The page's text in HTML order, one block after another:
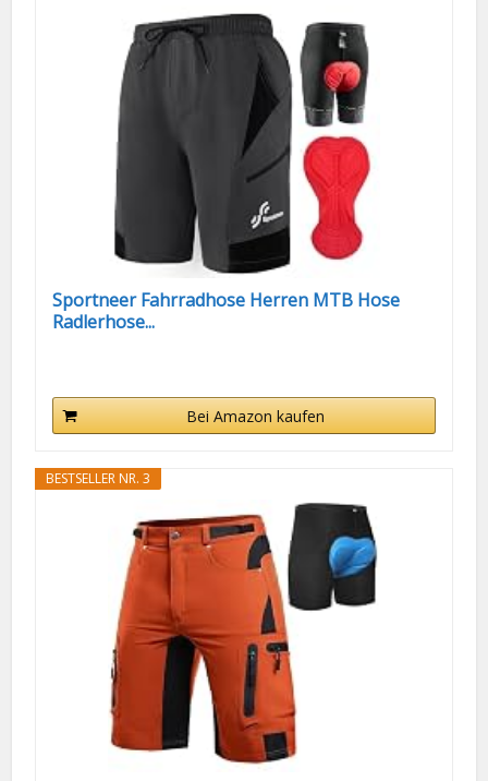
Sportneer Fahrradhose Herren MTB Hose
Radlerhose...
Bei Amazon kaufen
BESTSELLER NR. 3